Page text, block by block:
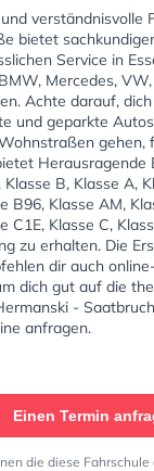
verständnisvolle
bietet
Service in
Mercedes,
Achte darauf,
und geparkte
gehen,
Herausragende
Klasse B, Klasse A,
B96, Klasse AM,
C1E, Klasse C,
zu erhalten. Die
dir auch
dich gut auf die
-
anfragen.
Einen Termin
die diese